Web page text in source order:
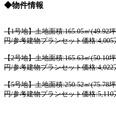
◆物件情報
【1号地】土地面積:165.05㎡(49.92
円/参考建物プランセット価格:4,005
【2号地】土地面積:165.63㎡(50.10
円/参考建物プランセット価格:4,022
【5号地】土地面積:250.52㎡(75.78
円/参考建物プランセット価格:5,110